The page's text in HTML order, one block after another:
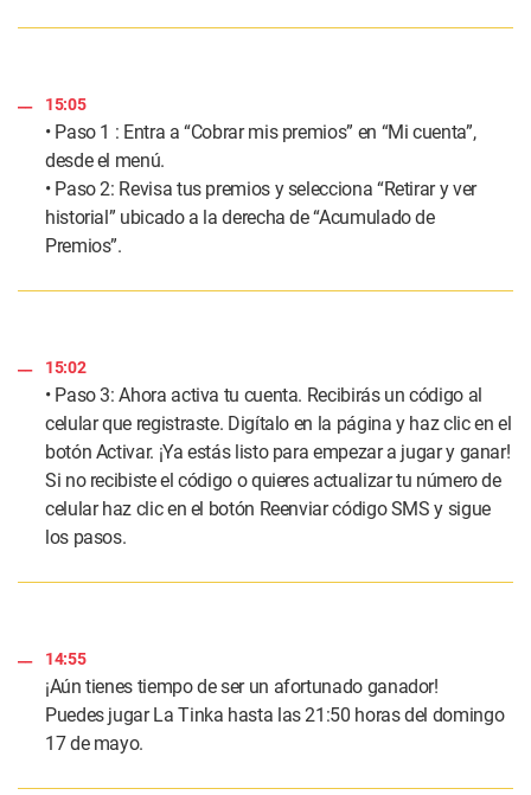
15:05
• Paso 1 : Entra a “Cobrar mis premios” en “Mi cuenta”,
desde el menú.
• Paso 2: Revisa tus premios y selecciona “Retirar y ver
historial” ubicado a la derecha de “Acumulado de
Premios”.
15:02
• Paso 3: Ahora activa tu cuenta. Recibirás un código al
celular que registraste. Digítalo en la página y haz clic en el
botón Activar. ¡Ya estás listo para empezar a jugar y ganar!
Si no recibiste el código o quieres actualizar tu número de
celular haz clic en el botón Reenviar código SMS y sigue
los pasos.
14:55
¡Aún tienes tiempo de ser un afortunado ganador!
Puedes jugar La Tinka hasta las 21:50 horas del domingo
17 de mayo.